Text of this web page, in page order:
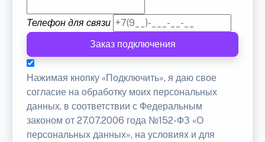
Телефон для связи
Заказ подключения
Нажимая кнопку «Подключить», я даю свое
согласие на обработку моих персональных
данных, в соответствии с Федеральным
законом от 27.07.2006 года №152-ФЗ «О
персональных данных», на условиях и для